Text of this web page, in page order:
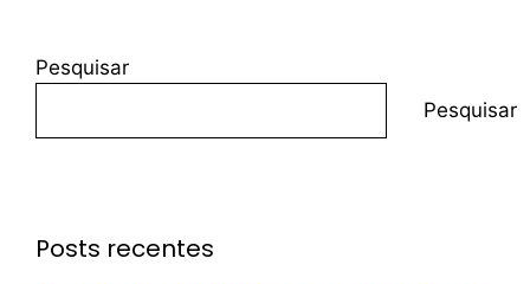
Pesquisar
Pesquisar
Posts recentes